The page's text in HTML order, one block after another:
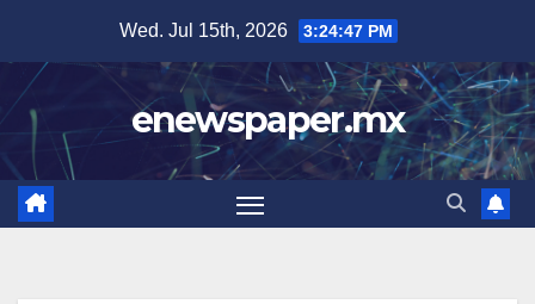
content
Wed. Jul 15th, 2026 3:24:48 PM
enewspaper.mx